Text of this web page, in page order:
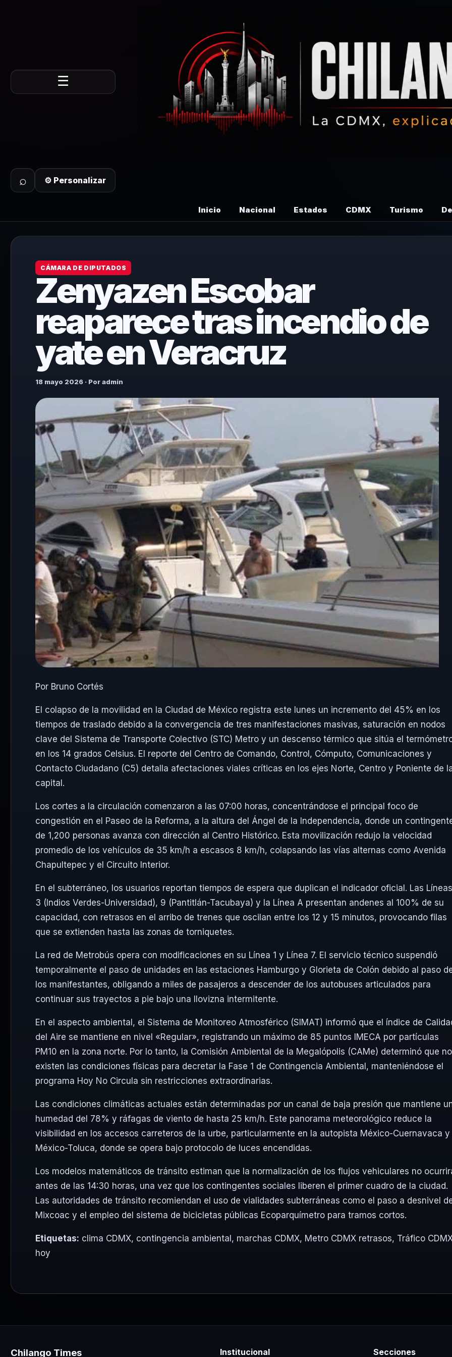
☰
⌕ ⚙ Personalizar
Inicio Nacional Estados CDMX Turismo
CÁMARA DE DIPUTADOS
Zenyazen Escobar
reaparece tras incendio de
yate en Veracruz
18 mayo 2026 · Por admin
Por Bruno Cortés
El colapso de la movilidad en la Ciudad de México registra este lunes un incremento del 45% en los
tiempos de traslado debido a la convergencia de tres manifestaciones masivas, saturación en nodos
clave del Sistema de Transporte Colectivo (STC) Metro y un descenso térmico que sitúa el
en los 14 grados Celsius. El reporte del Centro de Comando, Control, Cómputo, Comunicaciones y
Contacto Ciudadano (C5) detalla afectaciones viales críticas en los ejes Norte, Centro y Poniente de
capital.
Los cortes a la circulación comenzaron a las 07:00 horas, concentrándose el principal foco de
congestión en el Paseo de la Reforma, a la altura del Ángel de la Independencia, donde un
de 1,200 personas avanza con dirección al Centro Histórico. Esta movilización redujo la velocidad
promedio de los vehículos de 35 km/h a escasos 8 km/h, colapsando las vías alternas como Avenida
Chapultepec y el Circuito Interior.
En el subterráneo, los usuarios reportan tiempos de espera que duplican el indicador oficial. Las Líneas
3 (Indios Verdes-Universidad), 9 (Pantitlán-Tacubaya) y la Línea A presentan andenes al 100% de su
capacidad, con retrasos en el arribo de trenes que oscilan entre los 12 y 15 minutos, provocando filas
que se extienden hasta las zonas de torniquetes.
La red de Metrobús opera con modificaciones en su Línea 1 y Línea 7. El servicio técnico suspendió
temporalmente el paso de unidades en las estaciones Hamburgo y Glorieta de Colón debido al paso
los manifestantes, obligando a miles de pasajeros a descender de los autobuses articulados para
continuar sus trayectos a pie bajo una llovizna intermitente.
En el aspecto ambiental, el Sistema de Monitoreo Atmosférico (SIMAT) informó que el índice de
del Aire se mantiene en nivel «Regular», registrando un máximo de 85 puntos IMECA por partículas
PM10 en la zona norte. Por lo tanto, la Comisión Ambiental de la Megalópolis (CAMe) determinó que no
existen las condiciones físicas para decretar la Fase 1 de Contingencia Ambiental, manteniéndose el
programa Hoy No Circula sin restricciones extraordinarias.
Las condiciones climáticas actuales están determinadas por un canal de baja presión que mantiene
humedad del 78% y ráfagas de viento de hasta 25 km/h. Este panorama meteorológico reduce la
visibilidad en los accesos carreteros de la urbe, particularmente en la autopista México-Cuernavaca y
México-Toluca, donde se opera bajo protocolo de luces encendidas.
Los modelos matemáticos de tránsito estiman que la normalización de los flujos vehiculares no
antes de las 14:30 horas, una vez que los contingentes sociales liberen el primer cuadro de la ciudad.
Las autoridades de tránsito recomiendan el uso de vialidades subterráneas como el paso a desnivel
Mixcoac y el empleo del sistema de bicicletas públicas Ecoparquímetro para tramos cortos.
Etiquetas: clima CDMX, contingencia ambiental , marchas CDMX, Metro CDMX retrasos, Tráfico
hoy
Chilango Times Institucional Secciones